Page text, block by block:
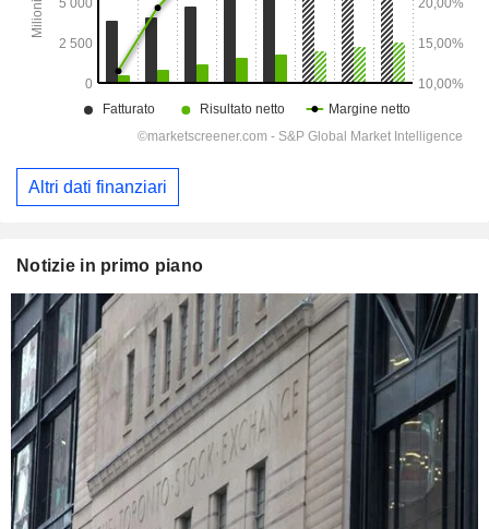
Altri dati finanziari
Notizie in primo piano